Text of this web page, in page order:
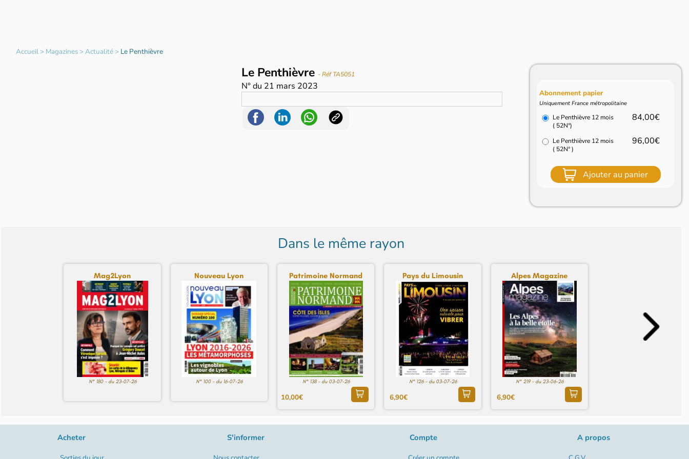
Accueil> Magazines>Actualité> Le Penthièvre
Le Penthièvre - Réf TA5051
N°du 21 mars 2023
Abonnement papier
Uniquement France métropolitaine
Le Penthièvre 12 mois
( 52N°)
84,00€
Le Penthièvre 12 mois
( 52N° )
96,00€
Ajouter au panier
Dans le même rayon
Mag2Lyon
N° 180 - du 23-07-26
Nouveau Lyon
N° 100 - du 16-07-26
Patrimoine Normand
N° 138 - du 03-07-26
10,00€
Pays du Limousin
N° 126 - du 03-07-26
6,90€
Alpes Magazine
N° 219 - du 23-06-26
6,90€
Acheter S'informer Compte A propos